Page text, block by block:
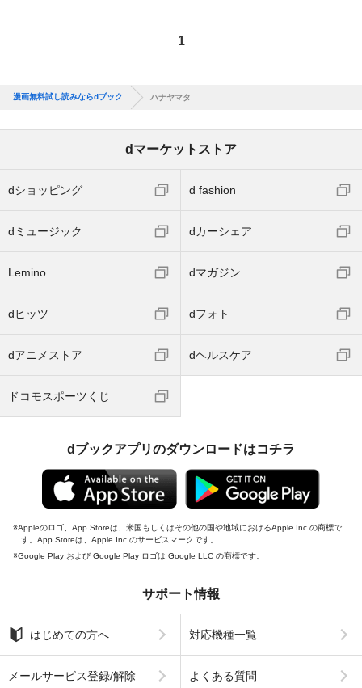
1
漫画無料試し読みならdブック ハナヤマタ
dマーケットストア
dショッピング d fashion
dミュージック dカーシェア
Lemino dマガジン
dヒッツ dフォト
dアニメストア dヘルスケア
ドコモスポーツくじ
dブックアプリのダウンロードはコチラ
Appleのロゴ、App Storeは、米国もしくはその他の国や地域におけるApple Inc.の商標で
す。App Storeは、Apple Inc.のサービスマークです。
Google Play および Google Play ロゴは Google LLC の商標です。
サポート情報
はじめての方へ 対応機種一覧
メールサービス登録/解除 よくある質問